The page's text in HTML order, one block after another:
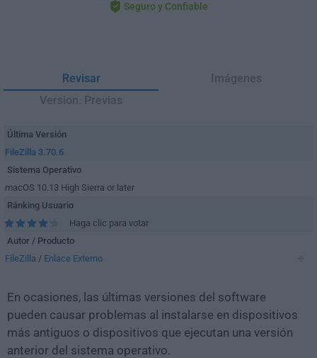
Seguro y Confiable
Revisar
Imágenes
Version. Previas
Última Versión
FileZilla 3.70.6
Sistema Operativo
macOS 10.13 High Sierra or later
Ránking Usuario
Haga clic para votar
Autor / Producto
FileZilla / Enlace Externo
En ocasiones, las últimas versiones del software
pueden causar problemas al instalarse en dispositivos
más antiguos o dispositivos que ejecutan una versión
anterior del sistema operativo.